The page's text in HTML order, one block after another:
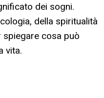
dei sogni.
della spiritualità
spiegare cosa può
vita.